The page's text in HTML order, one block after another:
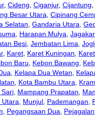
, Cideng, Ciganjur, Cijantung,
Besar Utara, Cipinang
Selatan, Gandaria Utara,
, Harapan Mulya,
Besi, Jembatan Lima,
, Karet, Karet Kuningan,
Baru, Kebon Bawang,
, Kelapa Dua Wetan,
, Kota Bambu Utara,
Sari, Mampang Prapatan,
Utara, Munjul, Pademangan,
, Pegangsaan Dua, Pejagalan